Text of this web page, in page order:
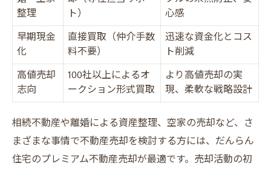
整理
ト）
心感
早期現金
化
直接買取（仲介手数
料不要）
迅速な資金化とコス
ト削減
高値売却
志向
100社以上によるオ
ークション形式買取
より高値売却の実
現、柔軟な戦略設計
相続不動産や離婚による資産整理、空家の売却など、さ
まざまな事情で不動産売却を検討する方には、だんらん
住宅のプレミアム不動産売却が最適です。売却活動の初